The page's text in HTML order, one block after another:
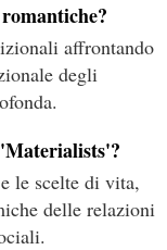
affrontando
degli
le scelte di vita,
delle relazioni